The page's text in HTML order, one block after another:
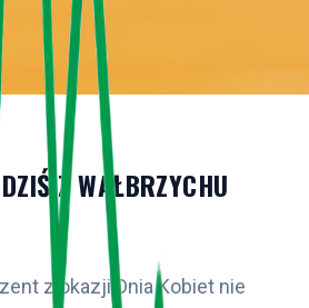
Z WAŁBRZYCHU
z okazji Dnia Kobiet nie